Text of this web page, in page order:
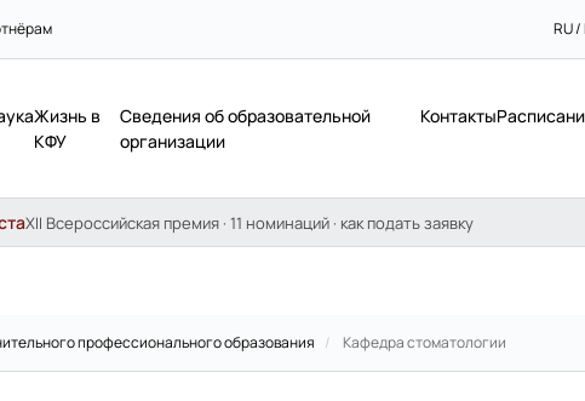
RU /
Жизнь в
КФУ
Сведения об образовательной
организации
Контакты
XII Всероссийская премия · 11 номинаций · как подать заявку
профессионального образования / Кафедра стоматологии